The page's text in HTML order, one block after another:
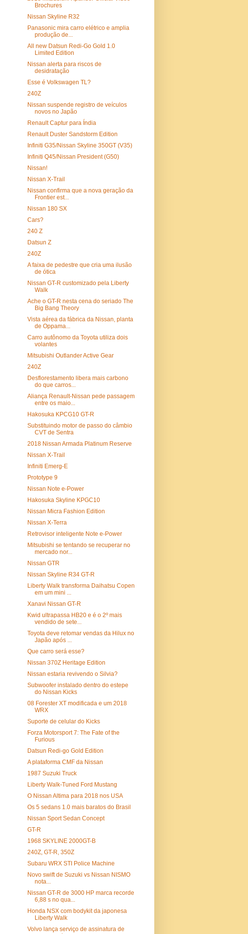
Brochures
Nissan Skyline R32
Panasonic mira carro elétrico e amplia
produção de...
All new Datsun Redi-Go Gold 1.0
Limited Edition
Nissan alerta para riscos de
desidratação
Esse é Volkswagen TL?
240Z
Nissan suspende registro de veículos
novos no Japão
Renault Captur para Índia
Renault Duster Sandstorm Edition
Infiniti G35/Nissan Skyline 350GT (V35)
Infiniti Q45/Nissan President (G50)
Nissan!
Nissan X-Trail
Nissan confirma que a nova geração da
Frontier est...
Nissan 180 SX
Cars?
240 Z
Datsun Z
240Z
A faixa de pedestre que cria uma ilusão
de ótica
Nissan GT-R customizado pela Liberty
Walk
Ache o GT-R nesta cena do seriado The
Big Bang Theory
Vista aérea da fábrica da Nissan, planta
de Oppama...
Carro autônomo da Toyota utiliza dois
volantes
Mitsubishi Outlander Active Gear
240Z
Desflorestamento libera mais carbono
do que carros...
Aliança Renault-Nissan pede passagem
entre os maio...
Hakosuka KPCG10 GT-R
Substituindo motor de passo do câmbio
CVT de Sentra
2018 Nissan Armada Platinum Reserve
Nissan X-Trail
Infiniti Emerg-E
Prototype 9
Nissan Note e-Power
Hakosuka Skyline KPGC10
Nissan Micra Fashion Edition
Nissan X-Terra
Retrovisor inteligente Note e-Power
Mitsubishi se tentando se recuperar no
mercado nor...
Nissan GTR
Nissan Skyline R34 GT-R
Liberty Walk transforma Daihatsu Copen
em um mini ...
Xanavi Nissan GT-R
Kwid ultrapassa HB20 e é o 2º mais
vendido de sete...
Toyota deve retomar vendas da Hilux no
Japão após ...
Que carro será esse?
Nissan 370Z Heritage Edition
Nissan estaria revivendo o Silvia?
Subwoofer instalado dentro do estepe
do Nissan Kicks
08 Forester XT modificada e um 2018
WRX
Suporte de celular do Kicks
Forza Motorsport 7: The Fate of the
Furious
Datsun Redi-go Gold Edition
A plataforma CMF da Nissan
1987 Suzuki Truck
Liberty Walk-Tuned Ford Mustang
O Nissan Altima para 2018 nos USA
Os 5 sedans 1.0 mais baratos do Brasil
Nissan Sport Sedan Concept
GT-R
1968 SKYLINE 2000GT-B
240Z, GT-R, 350Z
Subaru WRX STI Police Machine
Novo swift de Suzuki vs Nissan NISMO
nota...
Nissan GT-R de 3000 HP marca recorde
6,88 s no qua...
Honda NSX com bodykit da japonesa
Liberty Walk
Volvo lança serviço de assinatura de